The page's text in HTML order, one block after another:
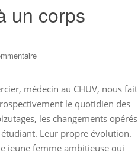
un corps
médecin au CHUV, nous fait
le quotidien des
les changements opérés
Leur propre évolution.
jeune femme ambitieuse qui